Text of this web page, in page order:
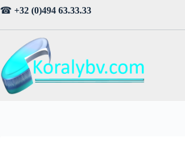
Ga
naar
☎ +32 (0)494 63.33.33